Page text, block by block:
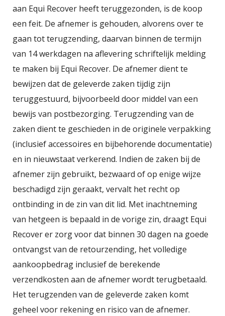
aan Equi Recover heeft teruggezonden, is de koop
een feit. De afnemer is gehouden, alvorens over te
gaan tot terugzending, daarvan binnen de termijn
van 14 werkdagen na aflevering schriftelijk melding
te maken bij Equi Recover. De afnemer dient te
bewijzen dat de geleverde zaken tijdig zijn
teruggestuurd, bijvoorbeeld door middel van een
bewijs van postbezorging. Terugzending van de
zaken dient te geschieden in de originele verpakking
(inclusief accessoires en bijbehorende documentatie)
en in nieuwstaat verkerend. Indien de zaken bij de
afnemer zijn gebruikt, bezwaard of op enige wijze
beschadigd zijn geraakt, vervalt het recht op
ontbinding in de zin van dit lid. Met inachtneming
van hetgeen is bepaald in de vorige zin, draagt Equi
Recover er zorg voor dat binnen 30 dagen na goede
ontvangst van de retourzending, het volledige
aankoopbedrag inclusief de berekende
verzendkosten aan de afnemer wordt terugbetaald.
Het terugzenden van de geleverde zaken komt
geheel voor rekening en risico van de afnemer.